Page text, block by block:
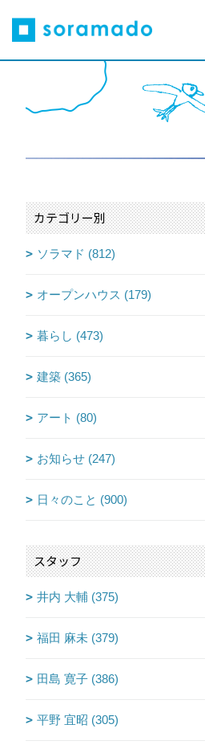
カテゴリー別
ソラマド (812)
オープンハウス (179)
暮らし (473)
建築 (365)
アート (80)
お知らせ (247)
日々のこと (900)
スタッフ
井内 大輔 (375)
福田 麻未 (379)
田島 寛子 (386)
平野 宜昭 (305)